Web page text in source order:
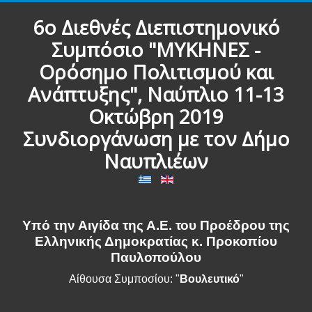
6ο Διεθνές Διεπιστημονικό
Συμπόσιο "ΜΥΚΗΝΕΣ -
Ορόσημο Πολιτισμού και
Ανάπτυξης", Ναύπλιο 11-13
Οκτώβρη 2019
Συνδιοργάνωση με τον Δήμο
Ναυπλιέων
Υπό την Αιγίδα της Α.Ε. του Προέδρου της
Ελληνικής Δημοκρατίας κ. Προκοπίου
Παυλοπούλου
Αίθουσα Συμποσίου: " Βουλευτικό"